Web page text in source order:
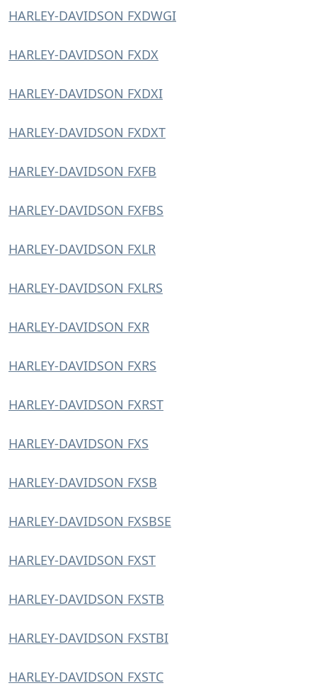
HARLEY-DAVIDSON FXDWGI
HARLEY-DAVIDSON FXDX
HARLEY-DAVIDSON FXDXI
HARLEY-DAVIDSON FXDXT
HARLEY-DAVIDSON FXFB
HARLEY-DAVIDSON FXFBS
HARLEY-DAVIDSON FXLR
HARLEY-DAVIDSON FXLRS
HARLEY-DAVIDSON FXR
HARLEY-DAVIDSON FXRS
HARLEY-DAVIDSON FXRST
HARLEY-DAVIDSON FXS
HARLEY-DAVIDSON FXSB
HARLEY-DAVIDSON FXSBSE
HARLEY-DAVIDSON FXST
HARLEY-DAVIDSON FXSTB
HARLEY-DAVIDSON FXSTBI
HARLEY-DAVIDSON FXSTC